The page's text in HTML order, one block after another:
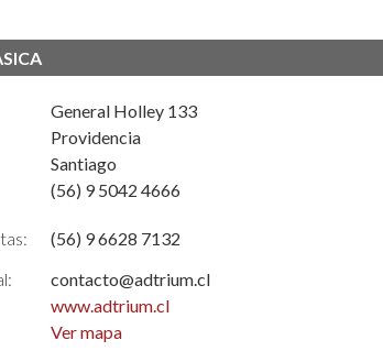
General Holley 133
Providencia
Santiago
(56) 9 5042 4666
(56) 9 6628 7132
contacto@adtrium.cl
www.adtrium.cl
Ver mapa